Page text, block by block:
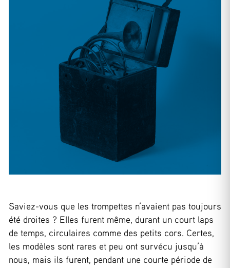
Saviez-vous que les trompettes n’avaient pas toujours
été droites ? Elles furent même, durant un court laps
de temps, circulaires comme des petits cors. Certes,
les modèles sont rares et peu ont survécu jusqu’à
nous, mais ils furent, pendant une courte période de